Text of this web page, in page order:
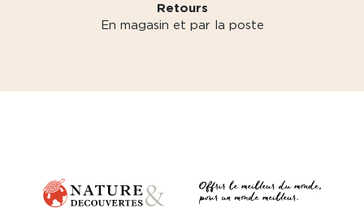
Retours
En magasin et par la poste